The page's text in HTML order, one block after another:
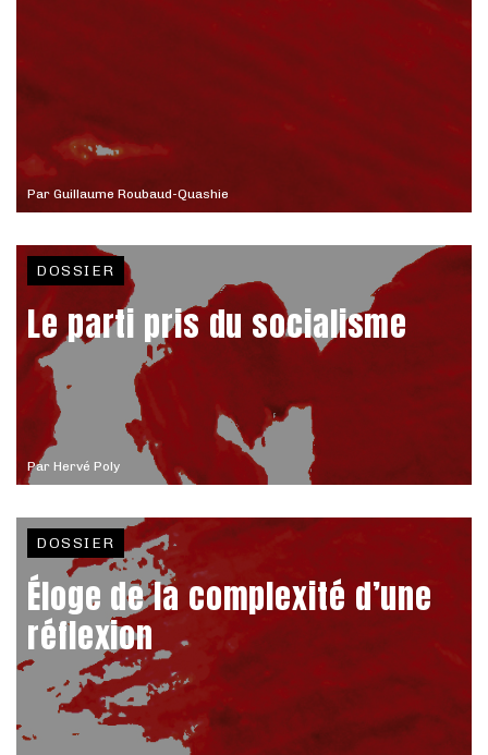
Par Guillaume Roubaud-Quashie
Par Hervé Poly
DOSSIER
Le parti pris du socialisme
DOSSIER
Éloge de la complexité d’une
réflexion